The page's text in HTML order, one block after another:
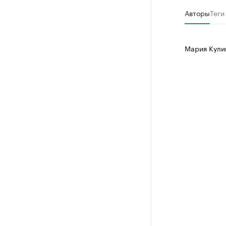
АвторыТеги
Мария